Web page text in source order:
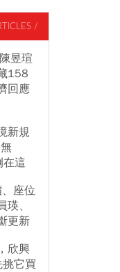
/
昱瑄
158
回應
新規
在這
座位
、
更新
欣興
它買